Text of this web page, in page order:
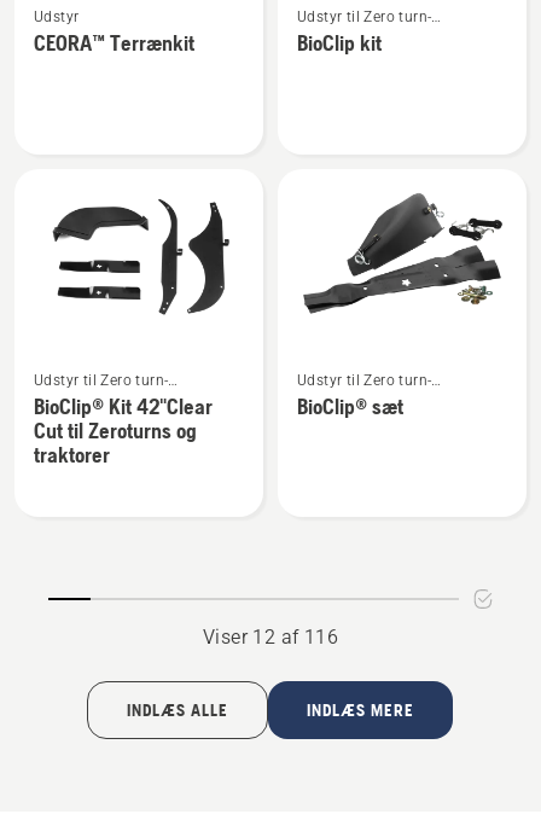
flere
detaljer
Udstyr
CEORA™ Terrænkit
flere
detaljer
Udstyr til Zero turn-
plæneklippere
BioClip kit
flere
detaljer
om
Udstyr til Zero turn-
plæneklippere
BioClip® Kit 42"Clear
Cut til Zeroturns og
traktorer
flere
detaljer
Udstyr til Zero turn-
plæneklippere
BioClip® sæt
Viser 12 af 116
INDLÆS ALLE INDLÆS MERE